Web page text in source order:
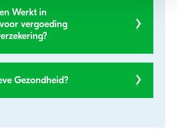
Werkt in
vergoeding
Gezondheid?